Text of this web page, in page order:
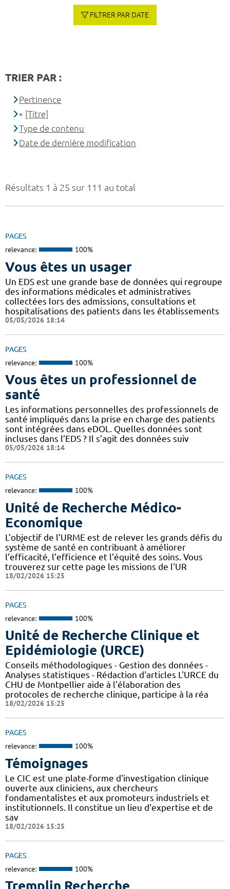
Résultats 1 à 25 sur 111 au total
PAGES
relevance: 100%
Vous êtes un usager
Un EDS est une grande base de données qui regroupe
des informations médicales et administratives
collectées lors des admissions, consultations et
hospitalisations des patients dans les établissements
05/05/2026 18:14
PAGES
relevance: 100%
Vous êtes un professionnel de
santé
Les informations personnelles des professionnels de
santé impliqués dans la prise en charge des patients
sont intégrées dans eDOL. Quelles données sont
incluses dans l’EDS ? Il s’agit des données suiv
05/05/2026 18:14
PAGES
relevance: 100%
Unité de Recherche Médico-
Economique
L’objectif de l’URME est de relever les grands défis du
système de santé en contribuant à améliorer
l’efficacité, l’efficience et l’équité des soins. Vous
trouverez sur cette page les missions de l'UR
18/02/2026 15:25
PAGES
relevance: 100%
Unité de Recherche Clinique et
Epidémiologie (URCE)
Conseils méthodologiques - Gestion des données -
Analyses statistiques - Rédaction d'articles L'URCE du
CHU de Montpellier aide à l'élaboration des
protocoles de recherche clinique, participe à la réa
18/02/2026 15:25
PAGES
relevance: 100%
Témoignages
Le CIC est une plate-forme d'investigation clinique
ouverte aux cliniciens, aux chercheurs
fondamentalistes et aux promoteurs industriels et
institutionnels. Il constitue un lieu d'expertise et de
sav
18/02/2026 15:25
PAGES
relevance: 100%
Tremplin Recherche
FILTRER PAR DATE
TRIER PAR :
Pertinence
[Titre]
Type de contenu
Date de dernière modification